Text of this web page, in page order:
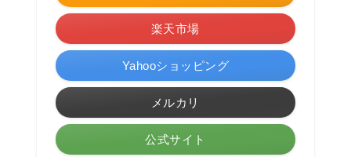
楽天市場
Yahooショッピング
メルカリ
公式サイト